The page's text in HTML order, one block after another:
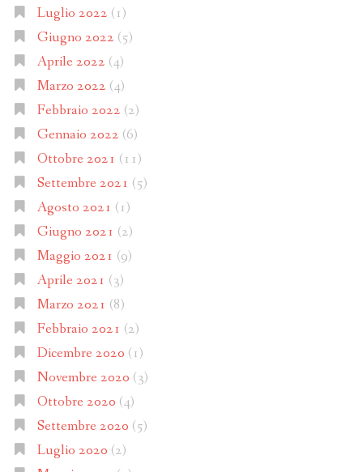
Luglio 2022 (1)
Giugno 2022 (5)
Aprile 2022 (4)
Marzo 2022 (4)
Febbraio 2022 (2)
Gennaio 2022 (6)
Ottobre 2021 (11)
Settembre 2021 (5)
Agosto 2021 (1)
Giugno 2021 (2)
Maggio 2021 (9)
Aprile 2021 (3)
Marzo 2021 (8)
Febbraio 2021 (2)
Dicembre 2020 (1)
Novembre 2020 (3)
Ottobre 2020 (4)
Settembre 2020 (5)
Luglio 2020 (2)